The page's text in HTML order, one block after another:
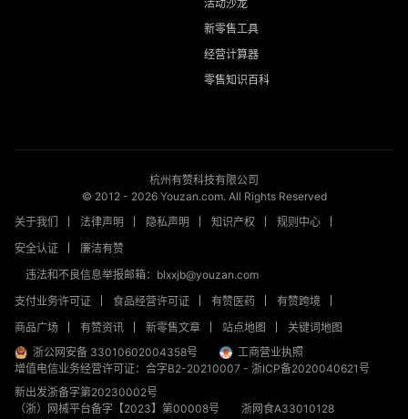
活动沙龙
新零售工具
经营计算器
零售知识百科
杭州有赞科技有限公司
© 2012 - 2026Youzan.com. All Rights Reserved
关于我们
法律声明 隐私声明 知识产权
规则中心
安全认证
廉洁有赞
违法和不良信息举报邮箱：blxxjb@youzan.com
支付业务许可证
食品经营许可证 有赞医药
有赞跨境
商品广场
有赞资讯 新零售文章 站点地图
关键词地图
浙公网安备 33010602004358号
工商营业执照
增值电信业务经营许可证：合字B2-20210007 - 浙ICP备2020040621号
新出发浙备字第20230002号
（浙）网械平台备字【2023】第00008号
浙网食A33010128